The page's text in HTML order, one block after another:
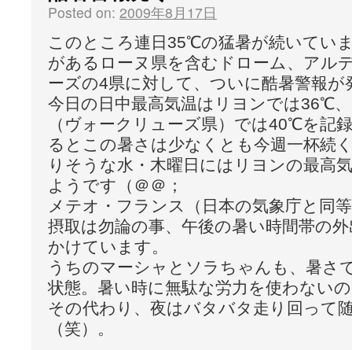
Posted on: 2009年8月17日
このところ連日35℃の猛暑が続いてい
があるローヌ県を含むドローム、アル
ーズの4県に対して、ついに酷暑警報
今日の日中最高気温はリヨンでは36℃
（ヴォークリューズ県）では40℃を記
るとこの暑さは少なくとも今週一杯続
りそうな水・木曜日にはリヨンの最高
ようです（＠＠；
メテオ・フランス（日本の気象庁と同
摂取は勿論の事、午後の暑い時間帯の
かけています。
うちのマーシャとソラちゃんも、暑さ
状態。暑い時に無駄な労力を使わない
その代わり、夜はバタバタ走り回って
（笑）。